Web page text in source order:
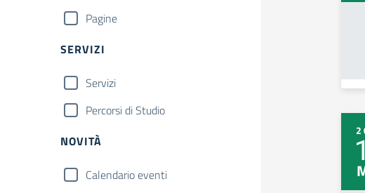
Pagine
SERVIZI
Servizi
Percorsi di Studio
NOVITÀ
Calendario eventi